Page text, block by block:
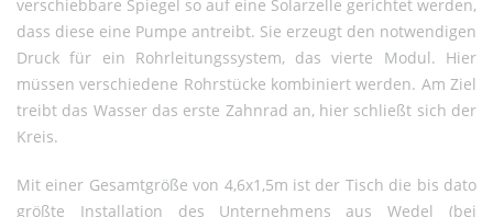
verschiebbare Spiegel so auf eine Solarzelle gerichtet werden,
dass diese eine Pumpe antreibt. Sie erzeugt den notwendigen
Druck für ein Rohrleitungssystem, das vierte Modul. Hier
müssen verschiedene Rohrstücke kombiniert werden. Am Ziel
treibt das Wasser das erste Zahnrad an, hier schließt sich der
Kreis.
Mit einer Gesamtgröße von 4,6x1,5m ist der Tisch die bis dato
größte Installation des Unternehmens aus Wedel (bei